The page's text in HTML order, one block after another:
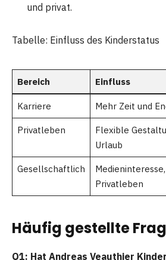
und privat.
Tabelle: Einfluss des Kinderstatus
Bereich Einfluss
Karriere Mehr Zeit und
Privatleben
Flexible
Urlaub
Gesellschaftlich
Privatleben
Häufig gestellte
Q1: Hat Andreas Veauthier